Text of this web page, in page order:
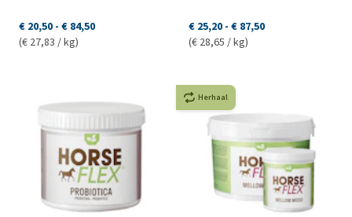
€ 20,50 - € 84,50
(€ 27,83 / kg)
€ 25,20 - € 87,50
(€ 28,65 / kg)
Herhaal